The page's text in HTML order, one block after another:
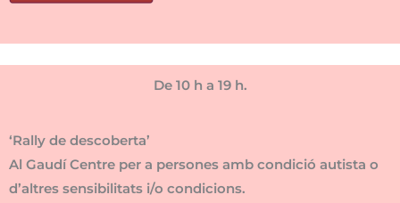
De 10 h a 19 h.
‘Rally de descoberta’
Al Gaudí Centre per a persones amb condició autista o
d’altres sensibilitats i/o condicions.